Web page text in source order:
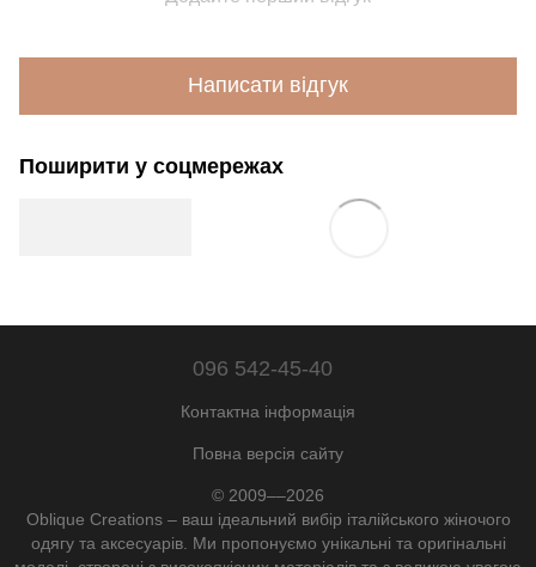
Написати відгук
Поширити у соцмережах
096 542-45-40
Контактна інформація
Повна версія сайту
© 2009––2026
Oblique Creations – ваш ідеальний вибір італійського жіночого
одягу та аксесуарів. Ми пропонуємо унікальні та оригінальні